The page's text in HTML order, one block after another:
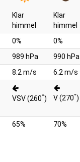
Klar
himmel
Klar
himmel
0% 0%
989 hPa 990 hPa
8.2 m/s 6.2 m/s
VSV (260°) V (270°)
65% 70%